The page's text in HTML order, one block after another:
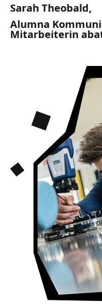
Sarah Theobald,
Alumna
Mitarbeiterin